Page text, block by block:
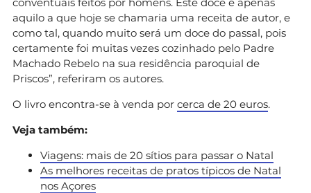
aquilo a que hoje se chamaria uma receita de autor, e
como tal, quando muito será um doce do passal, pois
certamente foi muitas vezes cozinhado pelo Padre
Machado Rebelo na sua residência paroquial de
Priscos”, referiram os autores.
O livro encontra-se à venda por cerca de 20 euros.
Veja também:
Viagens: mais de 20 sítios para passar o Natal
As melhores receitas de pratos típicos de Natal
nos Açores